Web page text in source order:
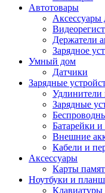
Автотовары
Аксессуары
Держатели
Зарядное
Умный дом
Датчики
Зарядные
Удлинители
Зарядные
Батарейки и
Внешние
Кабели и
Аксессуары
Карты
Ноутбуки и